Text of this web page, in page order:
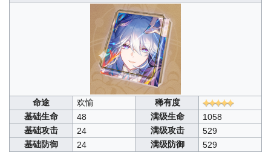
命途 欢愉
稀有度
基础生命
48 满级生命
1058
基础攻击
24 满级攻击
529
基础防御
24 满级防御
529